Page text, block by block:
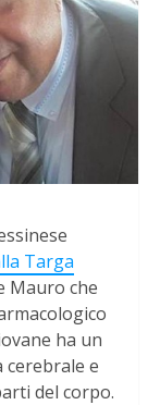
Targa
Mauro che
ha un
cerebrale e
del corpo.